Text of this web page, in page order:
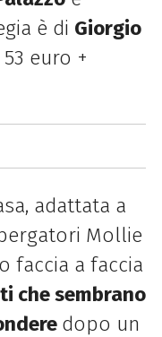
è di Giorgio
euro +
adattata a
Mollie
faccia a faccia
che sembrano
dopo un